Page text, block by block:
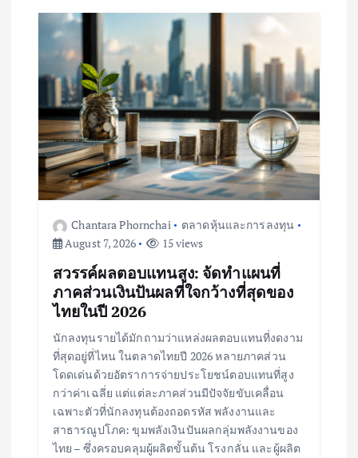
g
a
t
Chantara Phornchai
ตลาดหุ้นและการลงทุน
August 7, 2026
15 views
สวรรค์ผลตอบแทนสูง: จัดทำแผนที่
ภาคส่วนเงินปันผลที่ใจกว้างที่สุดของ
ไทยในปี 2026
นักลงทุนรายได้มักถามว่าแหล่งผลตอบแทนที่งดงาม
ที่สุดอยู่ที่ไหน ในตลาดไทยปี 2026 หลายภาคส่วน
โดดเด่นด้วยอัตราการจ่ายประโยชน์ตอบแทนที่สูง
กว่าค่าเฉลี่ย แต่แต่ละภาคส่วนมีปัจจัยขับเคลื่อน
เฉพาะตัวที่นักลงทุนต้องถอดรหัส พลังงานและ
สาธารณูปโภค: ขุมพลังเงินปันผลกลุ่มพลังงานของ
ไทย – ซึ่งครอบคลุมผู้ผลิตขั้นต้น โรงกลั่น และผู้ผลิต